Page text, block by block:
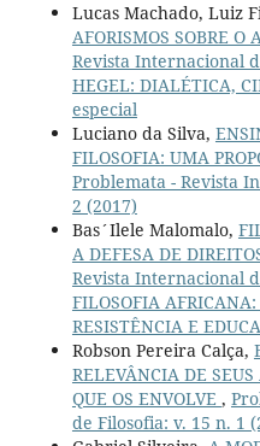
Lucas Machado, Luiz
AFORISMOS SOBRE O
Revista Internacional
HEGEL: DIALÉTICA,
especial
Luciano da Silva,
FILOSOFIA: UMA
Problemata - Revista
2 (2017)
Bas´Ilele Malomalo,
A DEFESA DE
Revista Internacional
FILOSOFIA
RESISTÊNCIA E
Robson Pereira Calça,
RELEVÂNCIA DE
QUE OS ENVOLVE ,
de Filosofia: v. 15 n. 1